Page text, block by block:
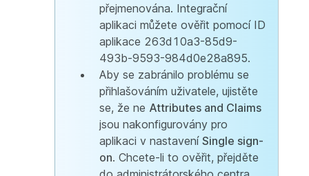
přejmenována. Integrační
aplikaci můžete ověřit pomocí ID
aplikace 263d10a3-85d9-
493b-9593-984d0e28a895.
Aby se zabránilo problému se
přihlašováním uživatele, ujistěte
se, že ne Attributes and Claims
jsou nakonfigurovány pro
aplikaci v nastavení Single sign-
on. Chcete-li to ověřit, přejděte